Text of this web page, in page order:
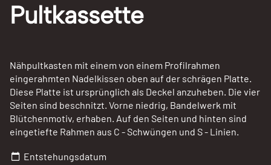
Pultkassette
Nähpultkasten mit einem von einem Profilrahmen
eingerahmten Nadelkissen oben auf der schrägen Platte.
Diese Platte ist ursprünglich als Deckel anzuheben. Die vier
Seiten sind beschnitzt. Vorne niedrig, Bandelwerk mit
Blütchenmotiv, erhaben. Auf den Seiten und hinten sind
eingetiefte Rahmen aus C - Schwüngen und S - Linien.
Entstehungsdatum